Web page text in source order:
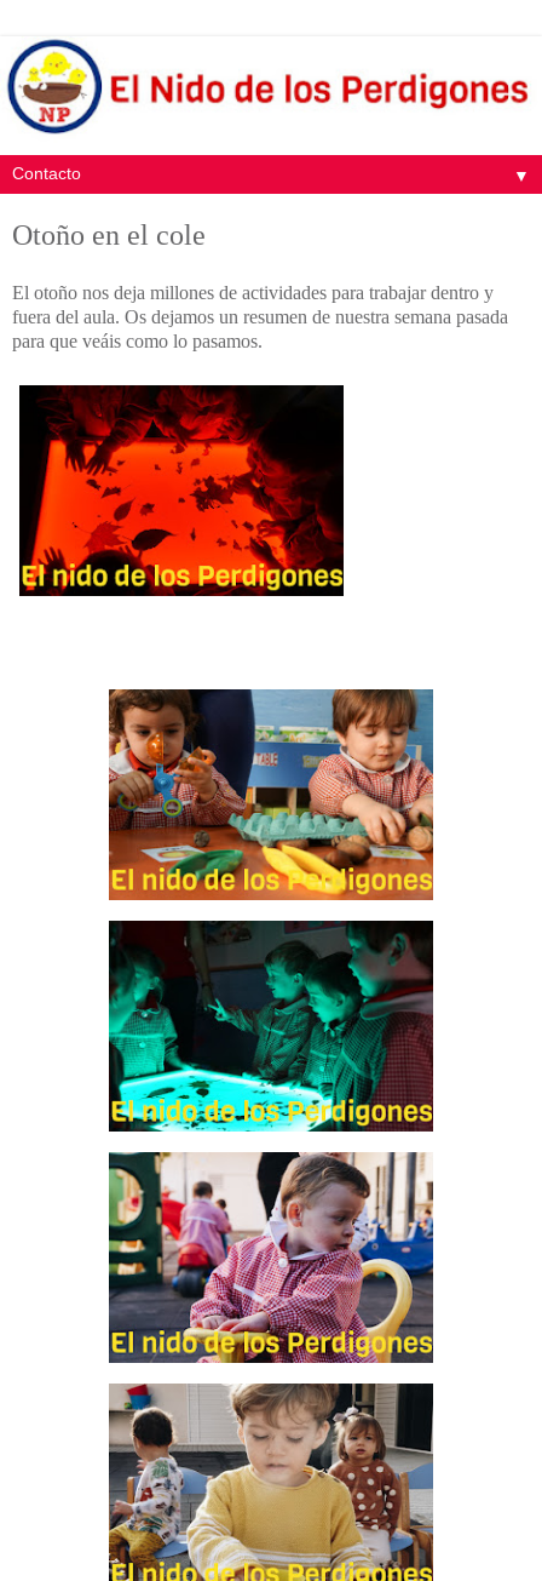
▼
Otoño en el cole
El otoño nos deja millones de actividades para trabajar dentro y
fuera del aula. Os dejamos un resumen de nuestra semana pasada
para que veáis como lo pasamos.